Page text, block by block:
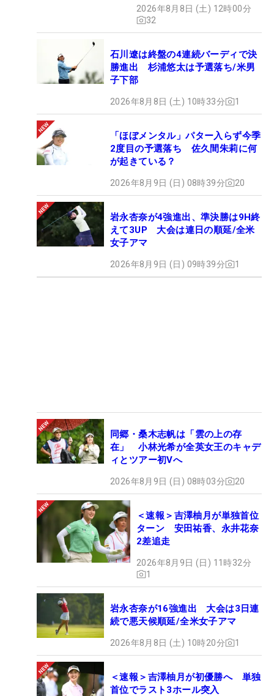
2026年8月8日 (土) 12時00分
32
石川遼は終盤の4連続バーディで決
勝進出 杉浦悠太は予選落ち/米男
子下部
2026年8月8日 (土) 10時33分 1
「ほぼメンタル」パター入らず今季
2度目の予選落ち 佐久間朱莉に何
が起きている？
2026年8月9日 (日) 08時39分 20
岩永杏奈が4強進出、準決勝は9H終
えて3UP 大会は連日の順延/全米
女子アマ
2026年8月9日 (日) 09時39分 1
同郷・桑木志帆は「雲の上の存
在」 小林光希が全英女王のキャデ
ィとツアー初Vへ
2026年8月9日 (日) 08時03分 20
＜速報＞吉澤柚月が単独首位
ターン 安田祐香、永井花奈
2差追走
2026年8月9日 (日) 11時32分
1
岩永杏奈が16強進出 大会は3日連
続で悪天候順延/全米女子アマ
2026年8月8日 (土) 10時20分 1
＜速報＞吉澤柚月が初優勝へ 単独
首位でラスト3ホール突入